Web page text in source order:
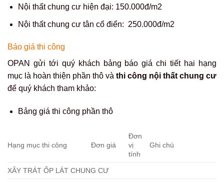
Nội thất chung cư hiện đại: 150.000đ/m2
Nội thất chung cư tân cổ điển: 250.000đ/m2
Báo giá thi công
OPAN gửi tới quý khách bảng báo giá chi tiết hai hạng
mục là hoàn thiện phần thô và thi công nội thất chung cư
để quý khách tham khảo:
Bảng giá thi công phần thô
Hạng mục thi công Đơn giá
Đơn
vị
tính
Ghi chú
XÂY TRÁT ỐP LÁT CHUNG CƯ